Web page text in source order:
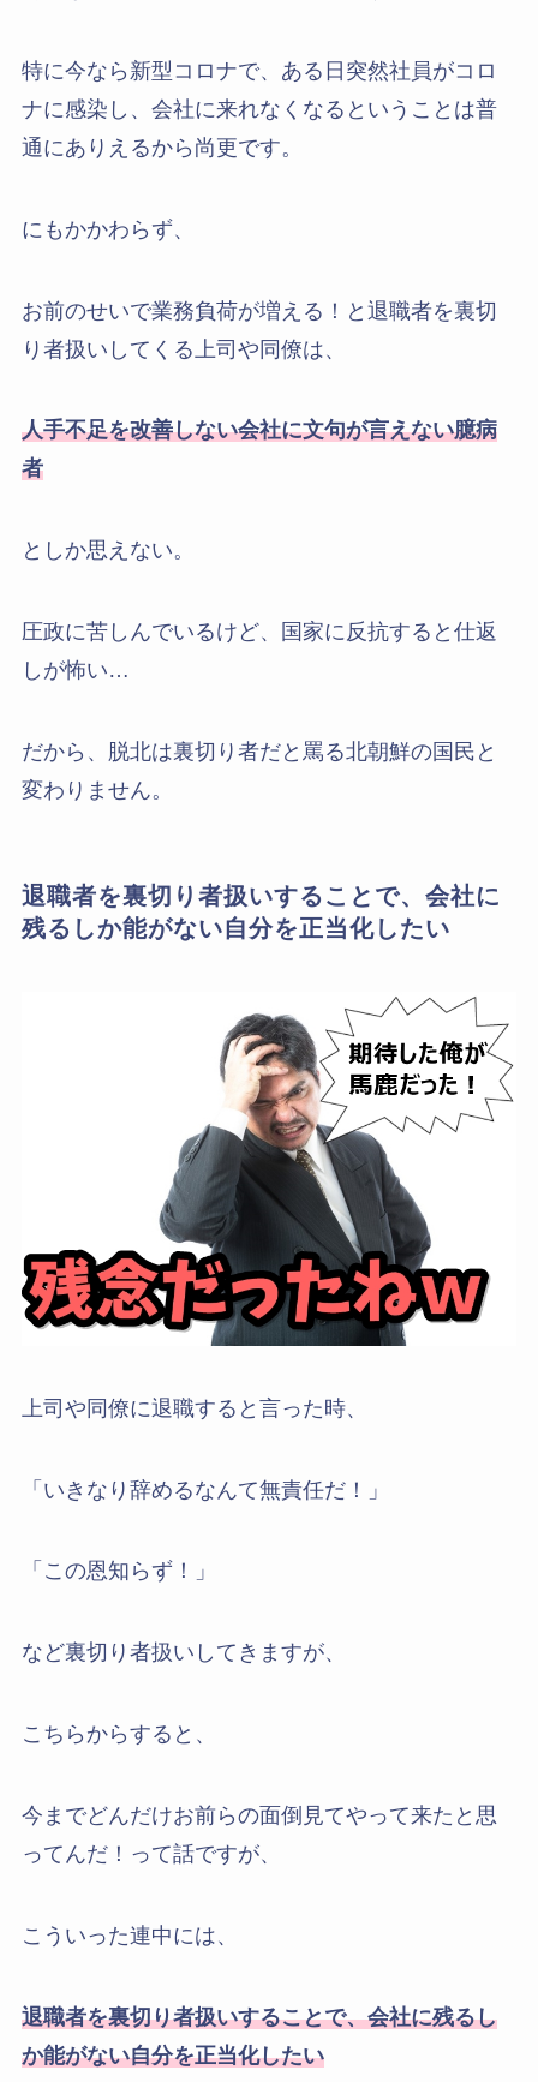
特に今なら新型コロナで、ある日突然社員がコロ
ナに感染し、会社に来れなくなるということは普
通にありえるから尚更です。
にもかかわらず、
お前のせいで業務負荷が増える！と退職者を裏切
り者扱いしてくる上司や同僚は、
人手不足を改善しない会社に文句が言えない臆病
者
としか思えない。
圧政に苦しんでいるけど、国家に反抗すると仕返
しが怖い…
だから、脱北は裏切り者だと罵る北朝鮮の国民と
変わりません。
退職者を裏切り者扱いすることで、会社に
残るしか能がない自分を正当化したい
上司や同僚に退職すると言った時、
「いきなり辞めるなんて無責任だ！」
「この恩知らず！」
など裏切り者扱いしてきますが、
こちらからすると、
今までどんだけお前らの面倒見てやって来たと思
ってんだ！って話ですが、
こういった連中には、
退職者を裏切り者扱いすることで、会社に残るし
か能がない自分を正当化したい